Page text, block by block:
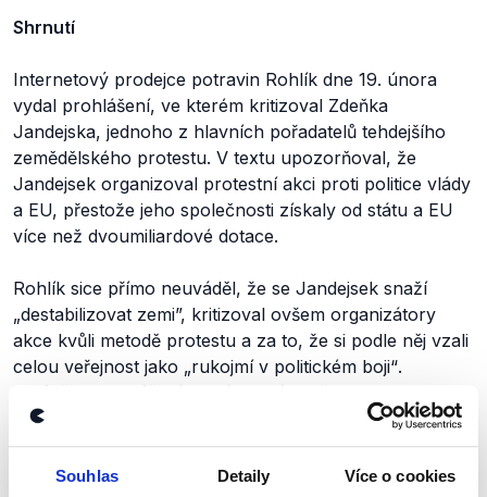
Souhlas Detaily Více o cookies
Shrnutí
Internetový prodejce potravin Rohlík dne 19. února
vydal prohlášení, ve kterém kritizoval Zdeňka
Jandejska, jednoho z hlavních pořadatelů tehdejšího
zemědělského protestu. V textu upozorňoval, že
Jandejsek organizoval protestní akci proti politice vlády
a EU, přestože jeho společnosti získaly od státu a EU
více než dvoumiliardové dotace.
Rohlík sice přímo neuváděl, že se Jandejsek snaží
„destabilizovat zemi”, kritizoval ovšem organizátory
akce kvůli metodě protestu a za to, že si podle něj vzali
celou veřejnost jako „rukojmí v politickém boji“.
V závěru prohlášení Rohlík oznámil, že se rozhodl
ukončit spolupráci s Jandejskovou společností Rabbit
CZ. Výrok Marka Bendy proto hodnotíme jako
pravdivý.